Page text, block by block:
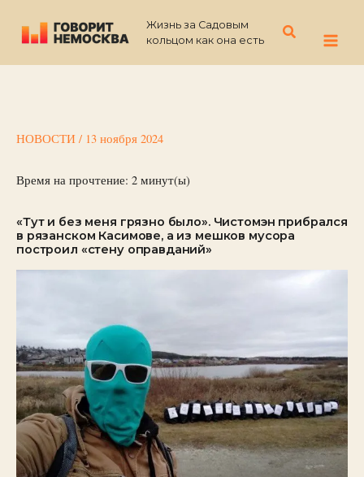
содержимому
Жизнь за Садовым
кольцом как она есть
Поиск
НОВОСТИ / 13 ноября 2024
Время на прочтение: 2 минут(ы)
«Тут и без меня грязно было». Чистомэн прибрался
в рязанском Касимове, а из мешков мусора
построил «стену оправданий»